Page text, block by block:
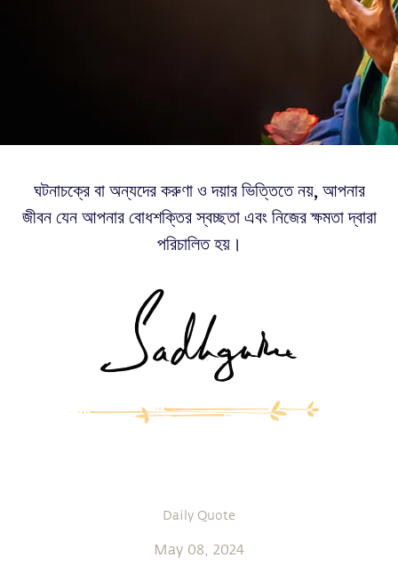
ঘটনাচক্রে বা অন্যদের করুণা ও দয়ার ভিত্তিতে নয়, আপনার
জীবন যেন আপনার বোধশক্তির স্বচ্ছতা এবং নিজের ক্ষমতা দ্বারা
পরিচালিত হয়।
Daily Quote
May 08, 2024